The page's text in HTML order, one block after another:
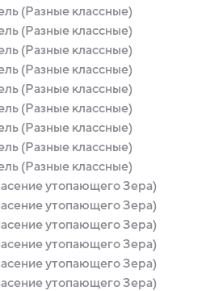
(Разные классные)
(Разные классные)
(Разные классные)
(Разные классные)
(Разные классные)
(Разные классные)
(Разные классные)
(Разные классные)
(Разные классные)
утопающего Зера)
утопающего Зера)
утопающего Зера)
утопающего Зера)
утопающего Зера)
утопающего Зера)